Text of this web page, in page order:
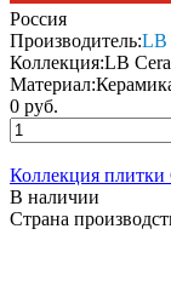
Россия
Производитель:LB
Коллекция:LB
Материал:
0 руб.
Коллекция
В наличии
Страна